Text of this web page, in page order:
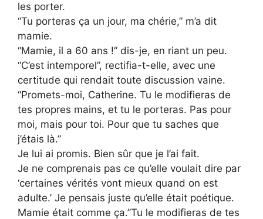
les porter.
“Tu porteras ça un jour, ma chérie,” m’a dit
mamie.
“Mamie, il a 60 ans !” dis-je, en riant un peu.
“C’est intemporel”, rectifia-t-elle, avec une
certitude qui rendait toute discussion vaine.
“Promets-moi, Catherine. Tu le modifieras de
tes propres mains, et tu le porteras. Pas pour
moi, mais pour toi. Pour que tu saches que
j’étais là.”
Je lui ai promis. Bien sûr que je l’ai fait.
Je ne comprenais pas ce qu’elle voulait dire par
‘certaines vérités vont mieux quand on est
adulte.’ Je pensais juste qu’elle était poétique.
Mamie était comme ça.”Tu le modifieras de tes